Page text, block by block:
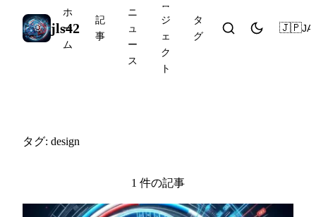
jls42
ホ
ー
ム
記
事
ニ
ュ
ー
ス
ロ
ジ
ェ
ク
ト
タ
グ
🇯🇵JA
タグ: design
1 件の記事